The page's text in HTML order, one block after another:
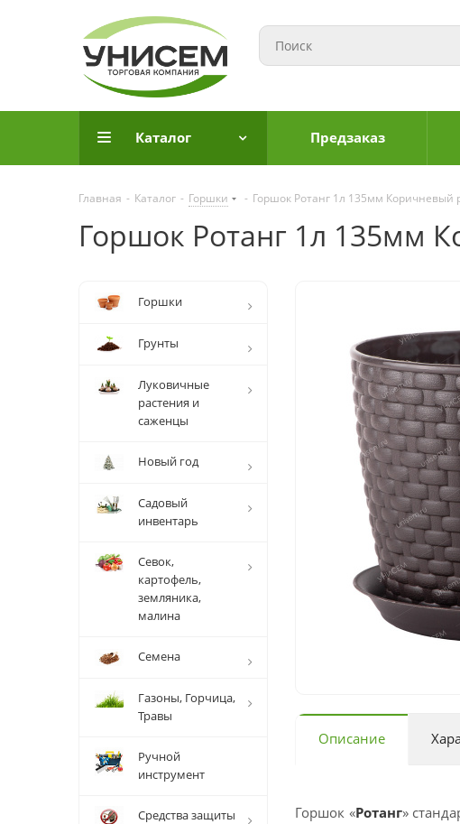
Каталог Предзаказ
Главная - Каталог - Горшки - Горшок Ротанг 1л 135мм Коричневый
Горшок Ротанг 1л 135мм
Описание
Горшок «Ротанг»
Горшки
Грунты
Луковичные
растения и
саженцы
Новый год
Садовый
инвентарь
Севок,
картофель,
земляника,
малина
Семена
Газоны, Горчица,
Травы
Ручной
инструмент
Средства защиты